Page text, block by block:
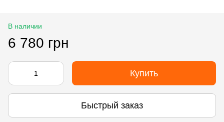
В наличии
6 780 грн
Купить
Быстрый заказ